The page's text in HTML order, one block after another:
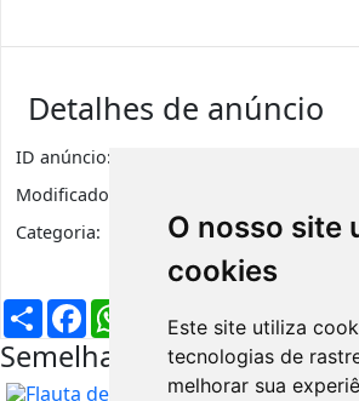
O nosso site
cookies
Este site utiliza
tecnologias de
melhorar sua
Detalhes de anúncio
ID anúncio:
Modificado:
Categoria:
Livros, Música, Filmes e
PartilharFacebook
Semelhantes na mesma